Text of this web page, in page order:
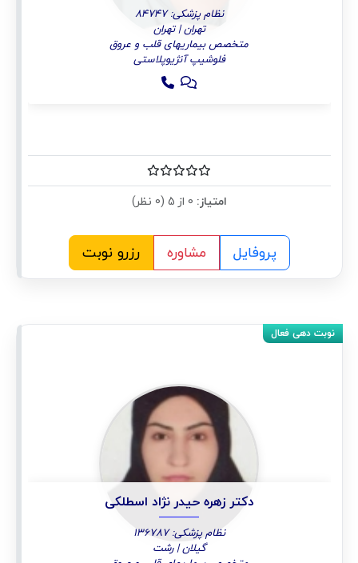
نظام پزشکی: 84747
تهران | تهران
متخصص بیماریهای قلب و عروق
فلوشیپ آنژیوپلاستی
امتیاز:
پروفایل مشاوره رزرو نوبت
دکتر زهره حیدر نژاد اسطلکی
نظام پزشکی: 136787
گیلان | رشت